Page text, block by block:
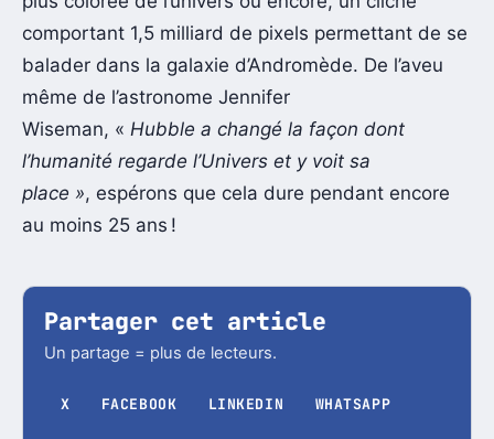
comportant 1,5 milliard de pixels permettant de se
balader dans la galaxie d’Andromède. De l’aveu
même de l’astronome Jennifer
Wiseman, « Hubble a changé la façon dont
l’humanité regarde l’Univers et y voit sa
place », espérons que cela dure pendant encore
au moins 25 ans !
Partager cet article
Un partage = plus de lecteurs.
X FACEBOOK LINKEDIN WHATSAPP